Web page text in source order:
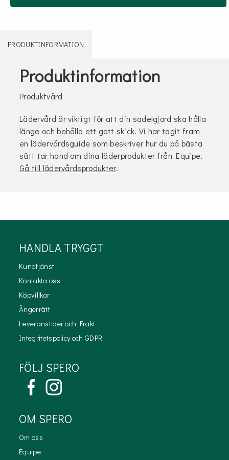
PRODUKTINFORMATION
Produktinformation
Produktvård
Lädervård är viktigt för att din sadelgjord ska hålla
länge och behålla ett gott skick. Vi har tagit fram
en lädervårdsguide som beskriver hur du på bästa
sätt tar hand om dina läderprodukter från Equipe.
Gå till lädervårdsprodukter.
HANDLA TRYGGT
Kundtjänst
Kontakta oss
Köpvillkor
Ångerrätt
Leveranstider och Frakt
Integritetspolicy och GDPR
FÖLJ SPERO
OM SPERO
Om oss
Equipe